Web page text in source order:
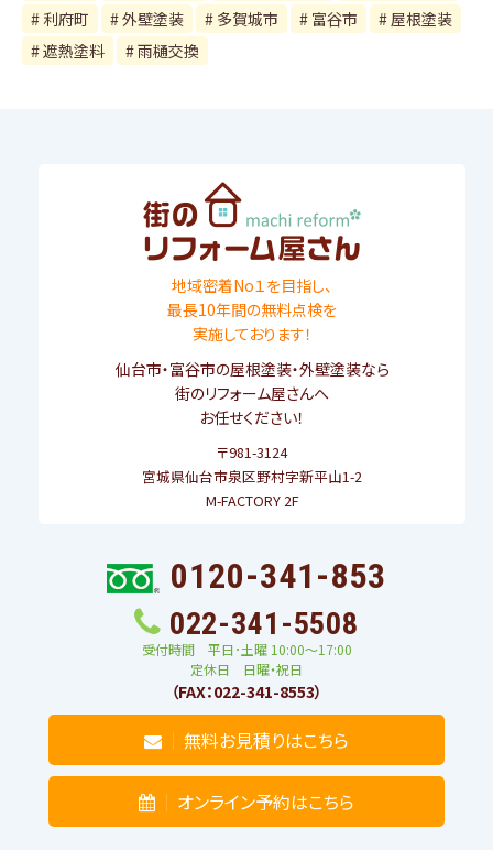
利府町
外壁塗装 多賀城市 富谷市
屋根塗装
遮熱塗料
雨樋交換
地域密着No１を目指し、
最長10年間の無料点検を
実施しております！
仙台市・富谷市の屋根塗装・外壁塗装なら
街のリフォーム屋さんへ
お任せください！
〒981-3124
宮城県仙台市泉区野村字新平山1-2
M-FACTORY 2F
0120-341-853
022-341-5508
受付時間 平日･土曜 10:00〜17:00
定休日 日曜・祝日
（FAX：022-341-8553）
無料お見積りはこちら
オンライン予約はこちら